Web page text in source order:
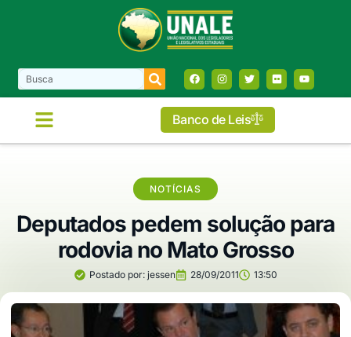
Banco de Leis
NOTÍCIAS
Deputados pedem solução para
rodovia no Mato Grosso
Postado por:jessen 28/09/2011 13:50